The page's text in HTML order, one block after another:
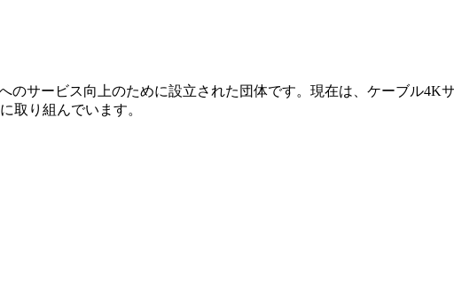
サービス向上のために設立された団体です。現在は、ケーブル4K
取り組んでいます。